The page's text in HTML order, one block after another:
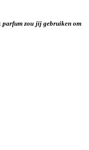
parfum zou jij gebruiken om